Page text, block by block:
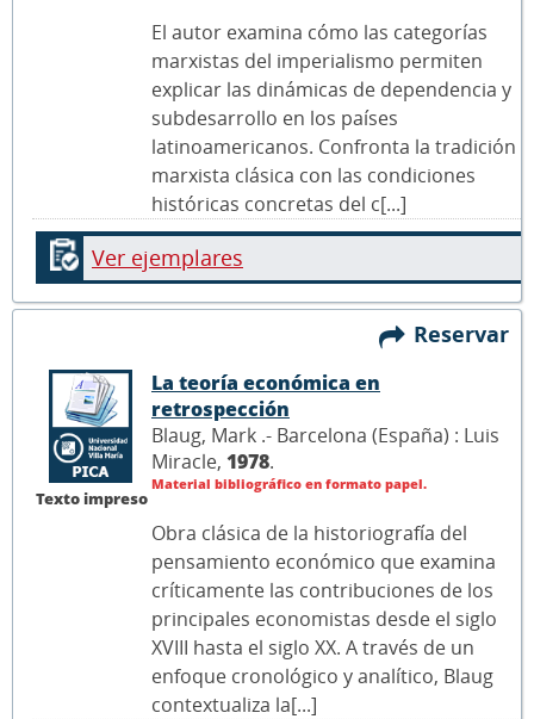
El autor examina cómo las categorías
marxistas del imperialismo permiten
explicar las dinámicas de dependencia y
subdesarrollo en los países
latinoamericanos. Confronta la tradición
marxista clásica con las condiciones
históricas concretas del c[...]
Ver ejemplares
Reservar
Texto impreso
La teoría económica en
retrospección
Blaug, Mark .- Barcelona (España) : Luis
Miracle, 1978.
Material bibliográfico en formato papel.
Obra clásica de la historiografía del
pensamiento económico que examina
críticamente las contribuciones de los
principales economistas desde el siglo
XVIII hasta el siglo XX. A través de un
enfoque cronológico y analítico, Blaug
contextualiza la[...]